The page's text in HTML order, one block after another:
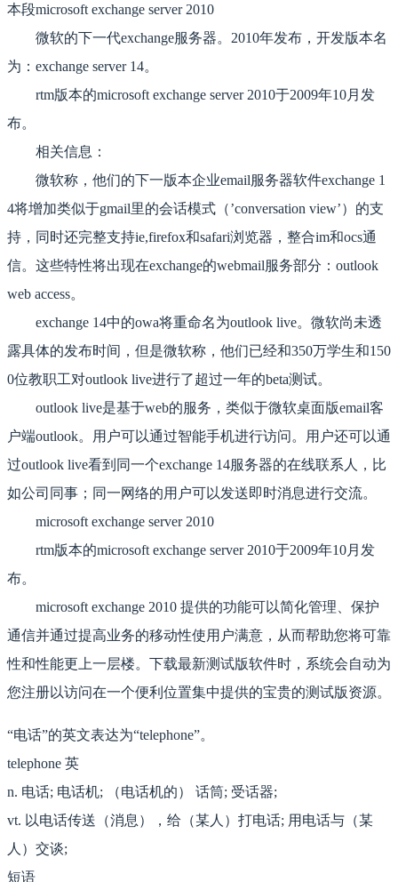
本段microsoft exchange server 2010
微软的下一代exchange服务器。2010年发布，开发版本名
为：exchange server 14。
rtm版本的microsoft exchange server 2010于2009年10月发
布。
相关信息：
微软称，他们的下一版本企业email服务器软件exchange 1
4将增加类似于gmail里的会话模式（’conversation view’）的支
持，同时还完整支持ie,firefox和safari浏览器，整合im和ocs通
信。这些特性将出现在exchange的webmail服务部分：outlook
web access。
exchange 14中的owa将重命名为outlook live。微软尚未透
露具体的发布时间，但是微软称，他们已经和350万学生和150
0位教职工对outlook live进行了超过一年的beta测试。
outlook live是基于web的服务，类似于微软桌面版email客
户端outlook。用户可以通过智能手机进行访问。用户还可以通
过outlook live看到同一个exchange 14服务器的在线联系人，比
如公司同事；同一网络的用户可以发送即时消息进行交流。
microsoft exchange server 2010
rtm版本的microsoft exchange server 2010于2009年10月发
布。
microsoft exchange 2010 提供的功能可以简化管理、保护
通信并通过提高业务的移动性使用户满意，从而帮助您将可靠
性和性能更上一层楼。下载最新测试版软件时，系统会自动为
您注册以访问在一个便利位置集中提供的宝贵的测试版资源。
“电话”的英文表达为“telephone”。
telephone 英
n. 电话; 电话机; （电话机的） 话筒; 受话器;
vt. 以电话传送（消息），给（某人）打电话; 用电话与（某
人）交谈;
短语